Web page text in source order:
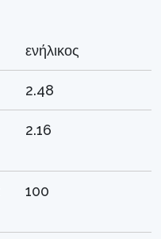
ενήλικος
2.48
2.16
100